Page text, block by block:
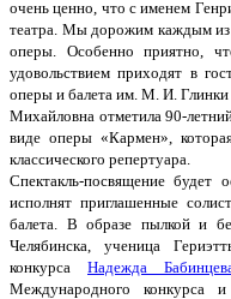
очень ценно, что с именем
театра. Мы дорожим каждым из
оперы. Особенно приятно,
удовольствием приходят в
оперы и балета им. М. И.
Михайловна отметила 90-
виде оперы «Кармен»,
классического репертуара.
Спектакль-посвящение
исполнят приглашенные
балета. В образе пылкой и
Челябинска, ученица
конкурса Надежда
Международного конкурса и